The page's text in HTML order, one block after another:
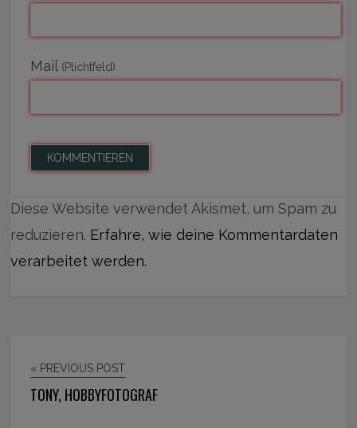
Mail (Plichtfeld)
Diese Website verwendet Akismet, um Spam zu
reduzieren. Erfahre, wie deine Kommentardaten
verarbeitet werden.
« PREVIOUS POST
TONY, HOBBYFOTOGRAF